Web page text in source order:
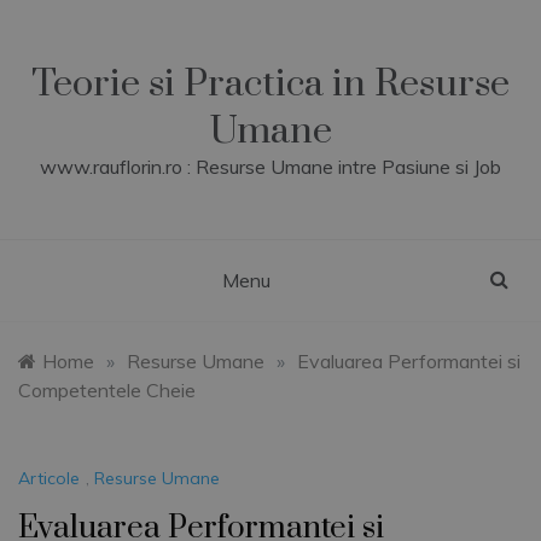
contentTeorie si Practica in Resurse
Umane
www.rauflorin.ro : Resurse Umane intre Pasiune si Job
Menu
Home » Resurse Umane »
Evaluarea Performantei si
Competentele Cheie
Articole , Resurse Umane
Evaluarea Performantei si